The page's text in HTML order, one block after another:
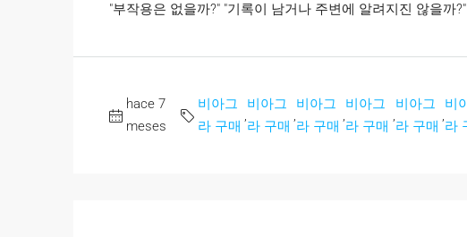
"부작용은 없을까?" "기록이 남거나 주변에 알려지진 않을까
hace 7
meses
비아그
라 구매
비아그
라 구매
비아그
라 구매
비아그
라 구매
비아그
라 구매
비
라